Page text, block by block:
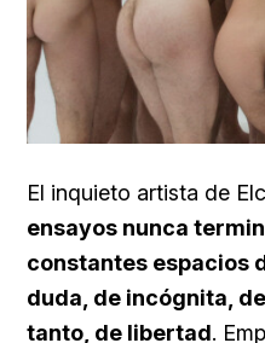
El inquieto artista de
ensayos nunca
constantes espacios
duda, de incógnita,
tanto, de libertad.